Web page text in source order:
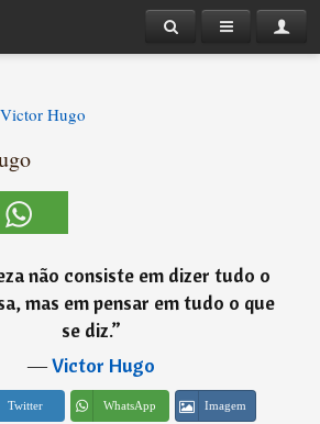
Victor Hugo
não consiste em dizer tudo o
mas em pensar em tudo o que
se diz.”
―Victor Hugo
Twitter WhatsApp Imagem